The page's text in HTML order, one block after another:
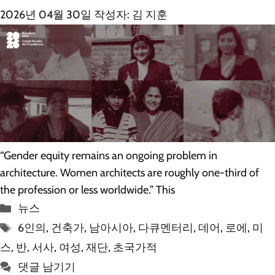
2026년 04월 30일 작성자: 김 지훈
“Gender equity remains an ongoing problem in
architecture. Women architects are roughly one-third of
the profession or less worldwide.” This
카
테
리
뉴스
태
그
6인의, 건축가, 남아시아, 다큐멘터리, 데어, 로에, 미
스, 반, 서사, 여성, 재단, 초국가적
댓글 남기기